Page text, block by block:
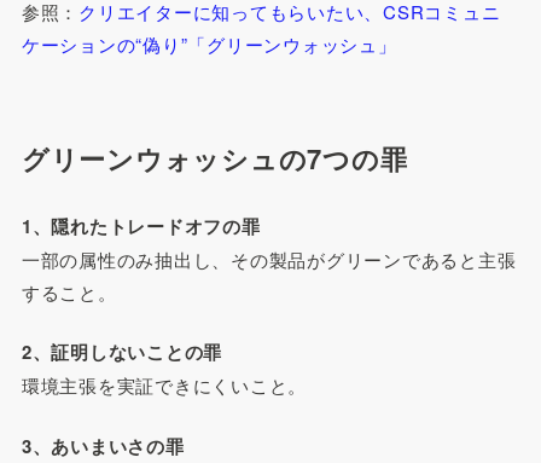
参照： クリエイターに知ってもらいたい、CSRコミュニ
ケーションの“偽り”「グリーンウォッシュ」
グリーンウォッシュの7つの罪
1、隠れたトレードオフの罪
一部の属性のみ抽出し、その製品がグリーンであると主張
すること。
2、証明しないことの罪
環境主張を実証できにくいこと。
3、あいまいさの罪